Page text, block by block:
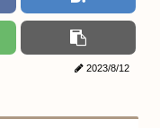
2023/8/12